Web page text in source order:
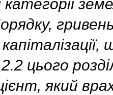
категорії
цього
який